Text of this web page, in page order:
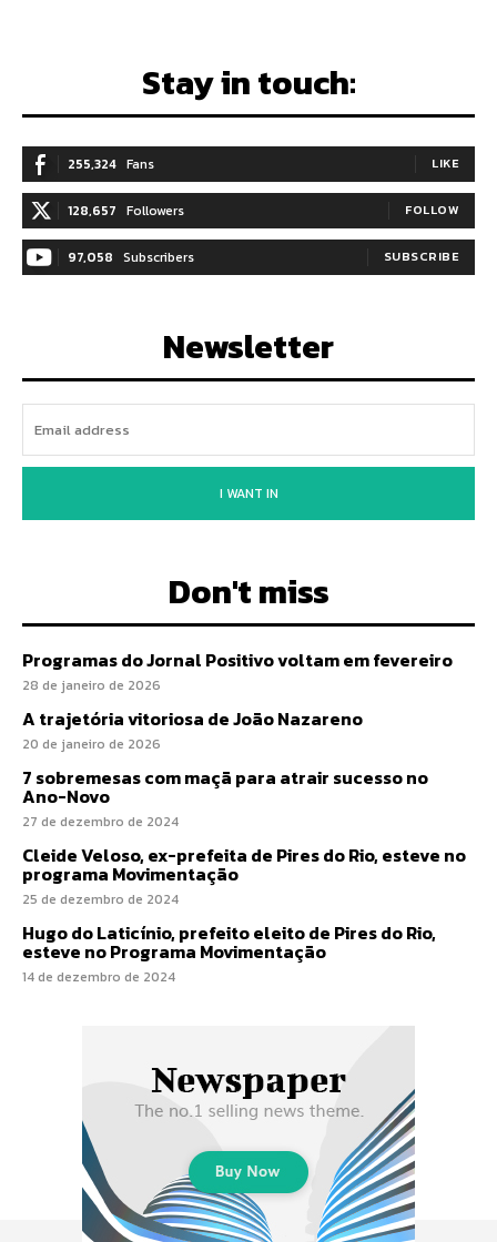
Stay in touch:
255,324 Fans LIKE
128,657 Followers FOLLOW
97,058 Subscribers SUBSCRIBE
Newsletter
I WANT IN
Don't miss
Programas do Jornal Positivo voltam em fevereiro
28 de janeiro de 2026
A trajetória vitoriosa de João Nazareno
20 de janeiro de 2026
7 sobremesas com maçã para atrair sucesso no
Ano-Novo
27 de dezembro de 2024
Cleide Veloso, ex-prefeita de Pires do Rio, esteve no
programa Movimentação
25 de dezembro de 2024
Hugo do Laticínio, prefeito eleito de Pires do Rio,
esteve no Programa Movimentação
14 de dezembro de 2024